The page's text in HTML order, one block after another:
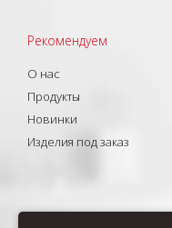
Рекомендуем
О нас
Продукты
Новинки
Изделия под заказ